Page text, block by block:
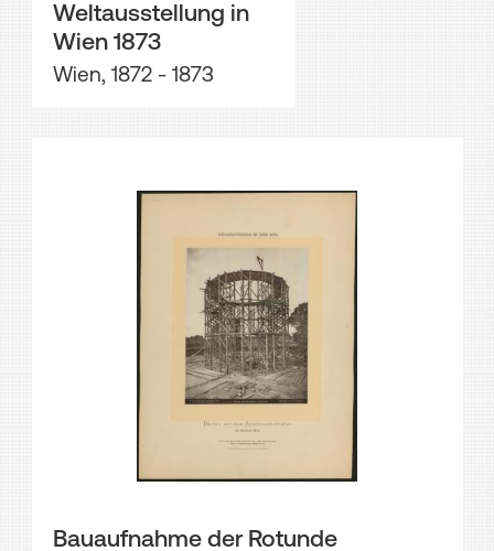
Weltausstellung in
Wien 1873
Wien, 1872 - 1873
Bauaufnahme der Rotunde